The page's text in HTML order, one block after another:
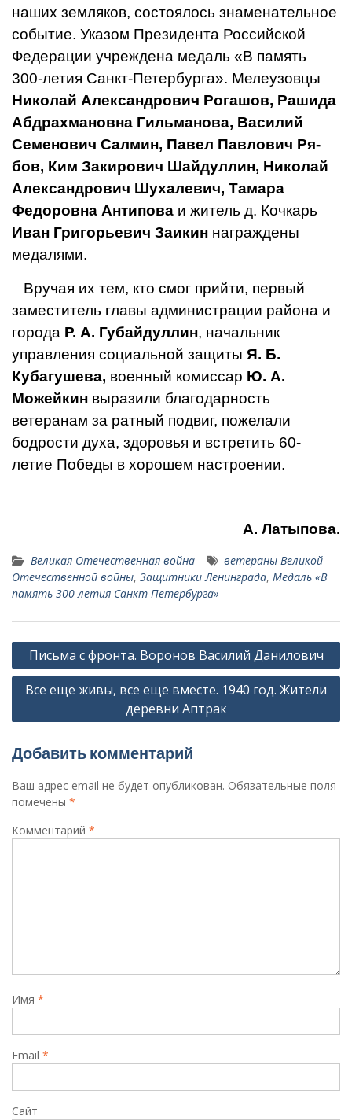
наших земляков, состоялось знаменательное
событие. Указом Президента Российской
Федерации учреждена медаль «В память
300-летия Санкт-Петербурга». Мелеузовцы
Николай Александрович Рогашов, Рашида
Абдрахмановна Гильманова, Василий
Семенович Салмин, Павел Павлович Ря­
бов, Ким Закирович Шайдуллин, Николай
Александрович Шухалевич, Тамара
Федоровна Антипова и житель д. Кочкарь
Иван Григорьевич Заикин на­граждены
медалями.
Вручая их тем, кто смог прийти, первый
заместитель главы администрации района и
города Р. А. Губайдуллин, начальник
управления социальной защиты Я. Б.
Кубагушева, военный комиссар Ю. А.
Можейкин выразили благодарность
ветеранам за ратный под­виг, пожелали
бодрости духа, здоровья и встретить 60-
летие Победы в хорошем на­строении.
А. Латыпова.
Великая Отечественная война
ветераны Великой
Отечественной войны, Защитники Ленинграда, Медаль «В
память 300-летия Санкт-Петербурга»
Навигация
по
записям
Письма с фронта. Воронов Василий Данилович
Все еще живы, все еще вместе. 1940 год. Жители
деревни Аптрак
Добавить комментарий
Ваш адрес email не будет опубликован. Обязательные поля
помечены *
Комментарий *
Имя *
Email *
Сайт